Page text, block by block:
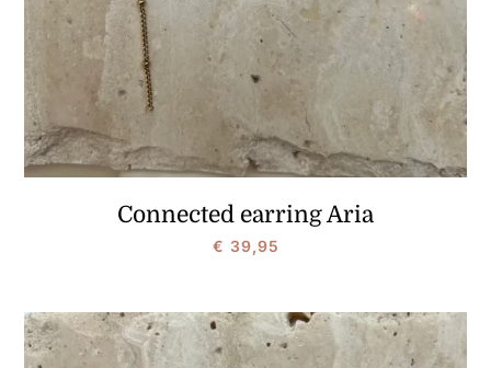
Connected earring Aria
€ 39,95